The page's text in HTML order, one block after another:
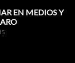
EN MEDIOS Y